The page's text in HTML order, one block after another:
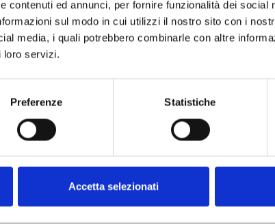
contenuti ed annunci, per fornire funzionalità dei social
sul modo in cui utilizzi il nostro sito con i
media, i quali potrebbero combinarle con altre
loro servizi.
Preferenze Statistiche
Accetta selezionati
XP95 I.S.
Segnalatori di